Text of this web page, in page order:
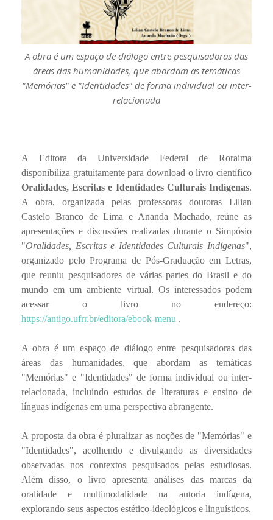
A obra é um espaço de diálogo entre pesquisadoras das
áreas das humanidades, que abordam as temáticas
"Memórias" e "Identidades" de forma individual ou inter-
relacionada
A Editora da Universidade Federal de Roraima
disponibiliza gratuitamente para download o livro científico
Oralidades, Escritas e Identida­des Culturais Indígenas.
A obra, organizada pelas professoras doutoras Lilian
Castelo Branco de Lima e Ananda Machado, reúne as
apresentações e discussões realizadas durante o Simpósio
"Oralidades, Escritas e Identidades Culturais Indígenas",
organizado pelo Programa de Pós-Graduação em Letras,
que reuniu pesquisadores de várias partes do Brasil e do
mundo em um ambiente virtual. Os interessados podem
acessar o livro no endereço:
https://antigo.ufrr.br/editora/ebook-menu .
A obra é um espaço de diálogo entre pesquisadoras das
áreas das humanidades, que abordam as temáticas
"Memórias" e "Identidades" de forma individual ou inter-
relacionada, incluindo estudos de literaturas e ensino de
línguas indígenas em uma perspectiva abrangente.
A proposta da obra é pluralizar as noções de "Memórias" e
"Identidades", acolhendo e divulgando as diversidades
observadas nos contextos pesquisados pelas estudiosas.
Além disso, o livro apresenta análises das marcas da
oralidade e multimodalidade na autoria indígena,
explorando seus aspectos estético-ideológicos e linguísticos.